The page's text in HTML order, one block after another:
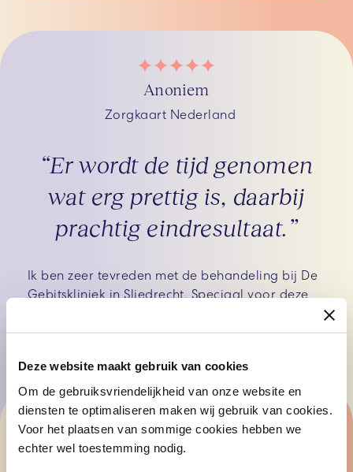
Deze website maakt gebruik van cookies
Om de gebruiksvriendelijkheid van onze website en
diensten te optimaliseren maken wij gebruik van cookies.
Voor het plaatsen van sommige cookies hebben we
echter wel toestemming nodig.
Anoniem
Zorgkaart Nederland
“Er wordt de tijd genomen
wat erg prettig is, daarbij
prachtig eindresultaat.”
Ik ben zeer tevreden met de behandeling bij De
Gebitskliniek in Sliedrecht. Speciaal voor deze
het eindresultaat. Er wordt de tijd genomen wat
Hoeveel kost een